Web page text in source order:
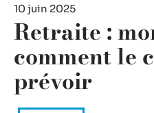
10 juin 2025
Retraite :
comment le
prévoir